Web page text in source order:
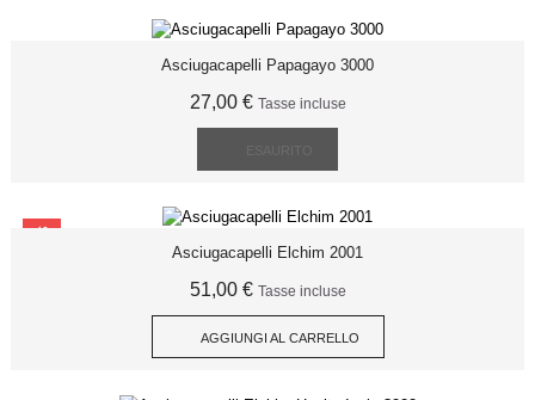
Asciugacapelli Papagayo 3000
27,00 € Tasse incluse
Asciugacapelli Elchim 2001
51,00 € Tasse incluse
AGGIUNGI AL CARRELLO